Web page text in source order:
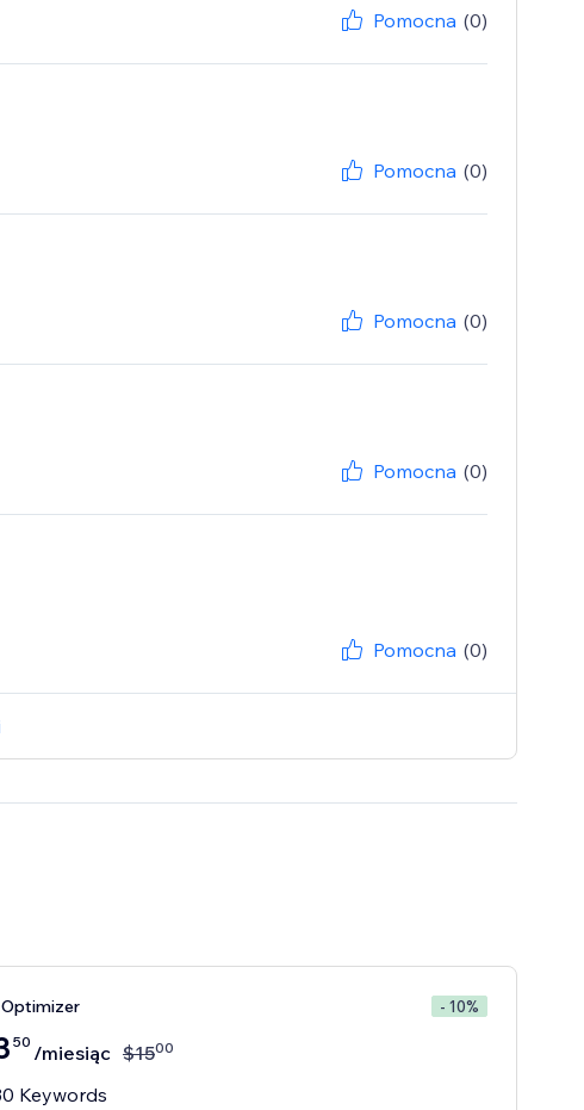
Pomocna (0)
Pomocna (0)
Pomocna (0)
Pomocna (0)
Pomocna (0)
Optimizer - 10%
50 /miesiąc $1500
Keywords